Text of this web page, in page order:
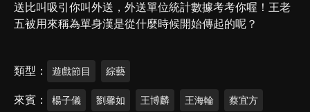
送比叫吸引你叫外送，外送單位統計數據考考你喔！王老
五被用來稱為單身漢是從什麼時候開始傳起的呢？
類型 遊戲節目 綜藝
來賓 楊子儀 劉馨如 王博麟 王海輪 蔡宜方